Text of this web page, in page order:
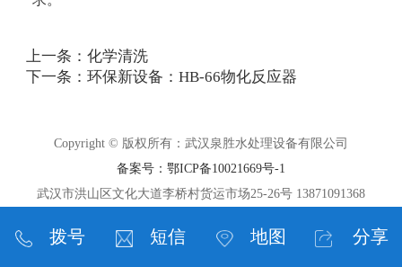
上一条： 化学清洗
下一条： 环保新设备：HB-66物化反应器
Copyright © 版权所有：武汉泉胜水处理设备有限公司
备案号：鄂ICP备10021669号-1
武汉市洪山区文化大道李桥村货运市场25-26号 13871091368
拨号 短信 地图 分享